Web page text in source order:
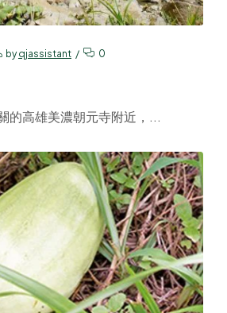
byqjassistant 0
的高雄美濃朝元寺附近，...